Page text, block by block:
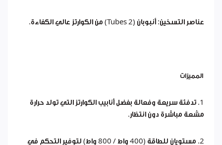
عناصر التسخين: أنبوبان (2 Tubes) من الكوارتز عالي الكفاءة.
المميزات
1. تدفئة سريعة وفعالة بفضل أنابيب الكوارتز التي تولد حرارة
مشعة مباشرة دون انتظار.
2. مستويان للطاقة (400 واط / 800 واط) لتوفير التحكم في